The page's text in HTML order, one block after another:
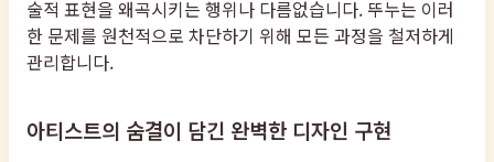
술적 표현을 왜곡시키는 행위나 다름없습니다. 뚜누는 이러
한 문제를 원천적으로 차단하기 위해 모든 과정을 철저하게
관리합니다.
아티스트의 숨결이 담긴 완벽한 디자인 구현